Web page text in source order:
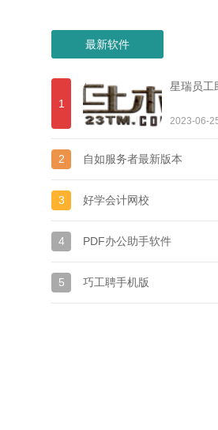
最新软件
1
星瑞员工
2023-06-
2 自如服务者最新版本
3 好学会计网校
4 PDF办公助手软件
5 巧工聘手机版